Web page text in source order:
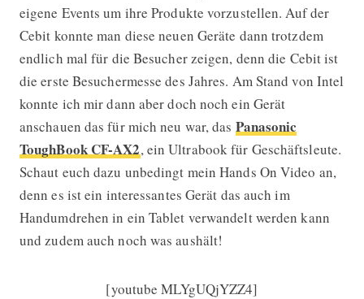
eigene Events um ihre Produkte vorzustellen. Auf der
Cebit konnte man diese neuen Geräte dann trotzdem
endlich mal für die Besucher zeigen, denn die Cebit ist
die erste Besuchermesse des Jahres. Am Stand von Intel
konnte ich mir dann aber doch noch ein Gerät
anschauen das für mich neu war, das Panasonic
ToughBook CF-AX2, ein Ultrabook für Geschäftsleute.
Schaut euch dazu unbedingt mein Hands On Video an,
denn es ist ein interessantes Gerät das auch im
Handumdrehen in ein Tablet verwandelt werden kann
und zudem auch noch was aushält!
[youtube MLYgUQjYZZ4]